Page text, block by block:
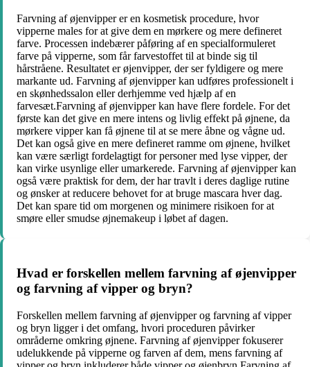
Farvning af øjenvipper er en kosmetisk procedure, hvor
vipperne males for at give dem en mørkere og mere defineret
farve. Processen indebærer påføring af en specialformuleret
farve på vipperne, som får farvestoffet til at binde sig til
hårstråene. Resultatet er øjenvipper, der ser fyldigere og mere
markante ud. Farvning af øjenvipper kan udføres professionelt i
en skønhedssalon eller derhjemme ved hjælp af en
farvesæt.Farvning af øjenvipper kan have flere fordele. For det
første kan det give en mere intens og livlig effekt på øjnene, da
mørkere vipper kan få øjnene til at se mere åbne og vågne ud.
Det kan også give en mere defineret ramme om øjnene, hvilket
kan være særligt fordelagtigt for personer med lyse vipper, der
kan virke usynlige eller umarkerede. Farvning af øjenvipper kan
også være praktisk for dem, der har travlt i deres daglige rutine
og ønsker at reducere behovet for at bruge mascara hver dag.
Det kan spare tid om morgenen og minimere risikoen for at
smøre eller smudse øjnemakeup i løbet af dagen.
Hvad er forskellen mellem farvning af øjenvipper
og farvning af vipper og bryn?
Forskellen mellem farvning af øjenvipper og farvning af vipper
og bryn ligger i det omfang, hvori proceduren påvirker
områderne omkring øjnene. Farvning af øjenvipper fokuserer
udelukkende på vipperne og farven af ​​dem, mens farvning af